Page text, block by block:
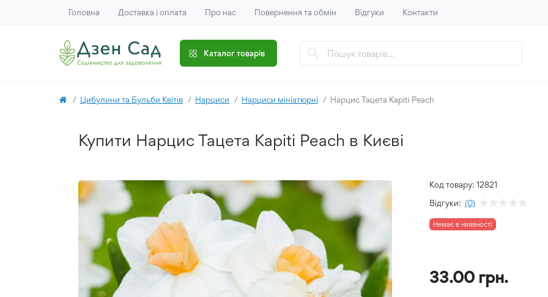
Головна Доставка і оплата Про нас Повернення та обмін Відгуки Контакти
Каталог товарів
Цибулини та Бульби Квітів Нарциси Нарциси мініатюрні Нарцис Тацета Kapiti Peach
Купити Нарцис Тацета Kapiti Peach в Києві
Код товару: 12821
Відгуки: (0)
Немає в наявності
33.00 грн.